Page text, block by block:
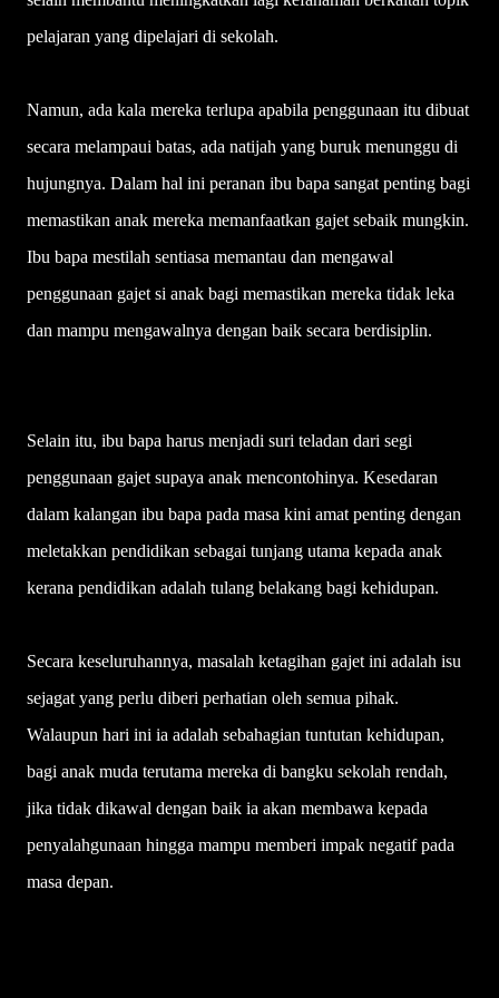
pelajaran yang dipelajari di sekolah.
Namun, ada kala mereka terlupa apabila penggunaan itu dibuat
secara melampaui batas, ada natijah yang buruk menunggu di
hujungnya. Dalam hal ini peranan ibu bapa sangat penting bagi
memastikan anak mereka memanfaatkan gajet sebaik mungkin.
Ibu bapa mestilah sentiasa memantau dan mengawal
penggunaan gajet si anak bagi memastikan mereka tidak leka
dan mampu mengawalnya dengan baik secara berdisiplin.
Selain itu, ibu bapa harus menjadi suri teladan dari segi
penggunaan gajet supaya anak mencontohinya. Kesedaran
dalam kalangan ibu bapa pada masa kini amat penting dengan
meletakkan pendidikan sebagai tunjang utama kepada anak
kerana pendidikan adalah tulang belakang bagi kehidupan.
Secara keseluruhannya, masalah ketagihan gajet ini adalah isu
sejagat yang perlu diberi perhatian oleh semua pihak.
Walaupun hari ini ia adalah sebahagian tuntutan kehidupan,
bagi anak muda terutama mereka di bangku sekolah rendah,
jika tidak dikawal dengan baik ia akan membawa kepada
penyalahgunaan hingga mampu memberi impak negatif pada
masa depan.